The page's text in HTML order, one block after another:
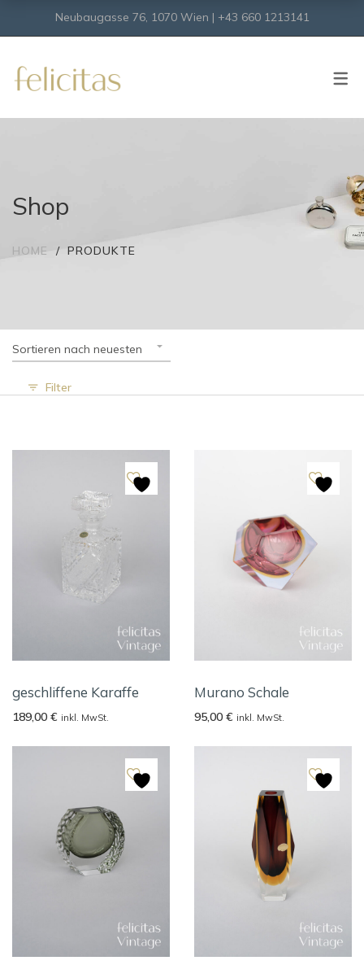
Neubaugasse 76, 1070 Wien | +43 660 1213141
Shop
HOME PRODUKTE
Sortieren nach neuesten
Filter
geschliffene Karaffe
189,00 € inkl. MwSt.
Murano Schale
95,00 € inkl. MwSt.